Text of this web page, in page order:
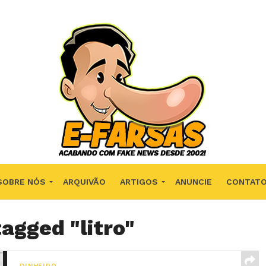
NÓS ARQUIVÃO ARTIGOS ANUNCIE CONTATO
"litro"